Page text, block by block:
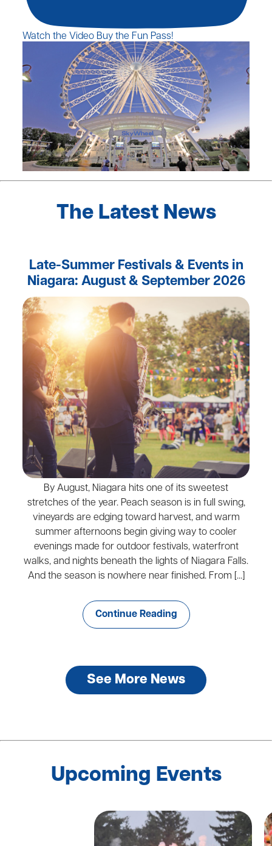
Watch the Video Buy the Fun Pass!
The Latest News
Late-Summer Festivals & Events in
Niagara: August & September 2026
By August, Niagara hits one of its sweetest
stretches of the year. Peach season is in full swing,
vineyards are edging toward harvest, and warm
summer afternoons begin giving way to cooler
evenings made for outdoor festivals, waterfront
walks, and nights beneath the lights of Niagara Falls.
And the season is nowhere near finished. From […]
Continue Reading
See More News
Upcoming Events